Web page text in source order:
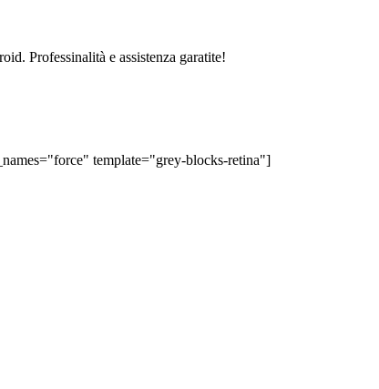
Professinalità e assistenza garatite!
template="grey-blocks-retina"]